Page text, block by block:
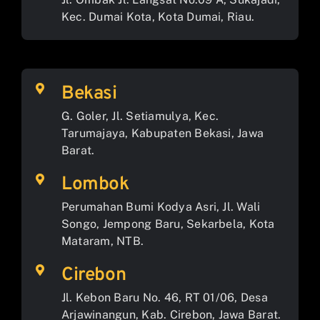
Kec. Dumai Kota, Kota Dumai, Riau.
Bekasi
G. Goler, Jl. Setiamulya, Kec.
Tarumajaya, Kabupaten Bekasi, Jawa
Barat.
Lombok
Perumahan Bumi Kodya Asri, Jl. Wali
Songo, Jempong Baru, Sekarbela, Kota
Mataram, NTB.
Cirebon
Jl. Kebon Baru No. 46, RT 01/06, Desa
Arjawinangun, Kab. Cirebon, Jawa Barat.